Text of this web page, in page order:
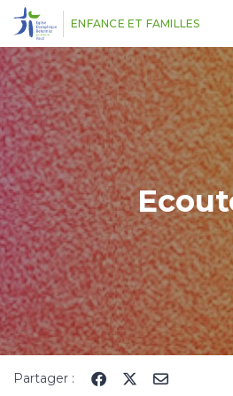
ENFANCE ET FAMILLES
Partager :
Panneau de gestion des cookies